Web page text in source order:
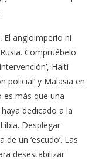
El angloimperio ni
Compruébelo
Haití
policial’ y Malasia en
es más que una
dedicado a la
Desplegar
un ‘escudo’. Las
desestabilizar